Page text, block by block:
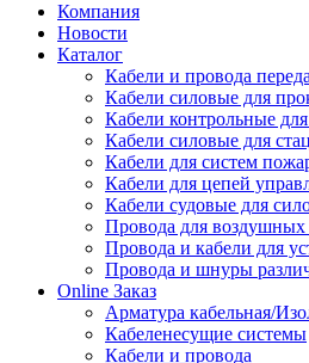
Компания
Новости
Каталог
Кабели и провода
Кабели силовые для
Кабели контрольные
Кабели силовые для
Кабели для систем
Кабели для цепей
Кабели судовые для
Провода для воздушных
Провода и кабели для
Провода и шнуры
Online Заказ
Арматура кабельная/
Кабеленесущие системы
Кабели и провода